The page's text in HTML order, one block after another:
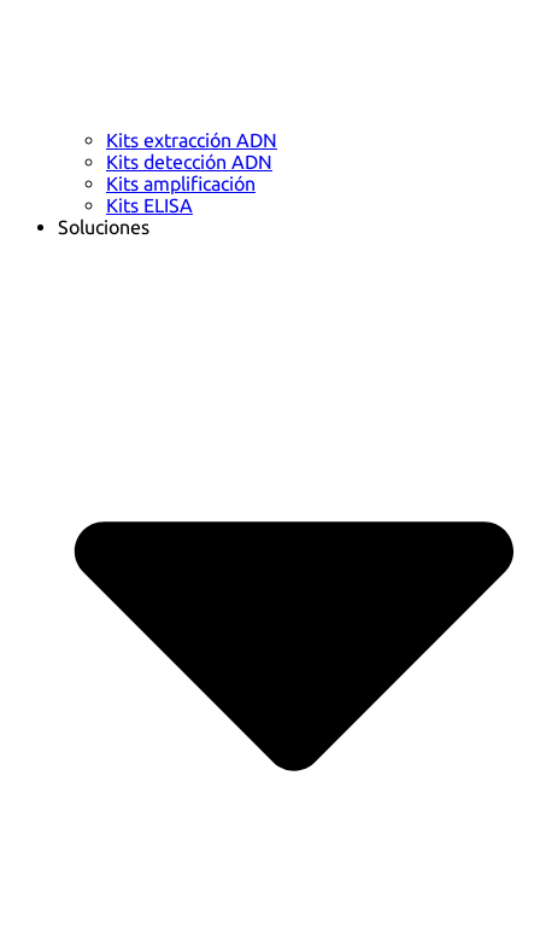
Kits extracción ADN
Kits detección ADN
Kits amplificación
Kits ELISA
Soluciones